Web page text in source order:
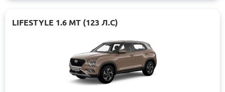
LIFESTYLE 1.6 МТ (123 Л.С)